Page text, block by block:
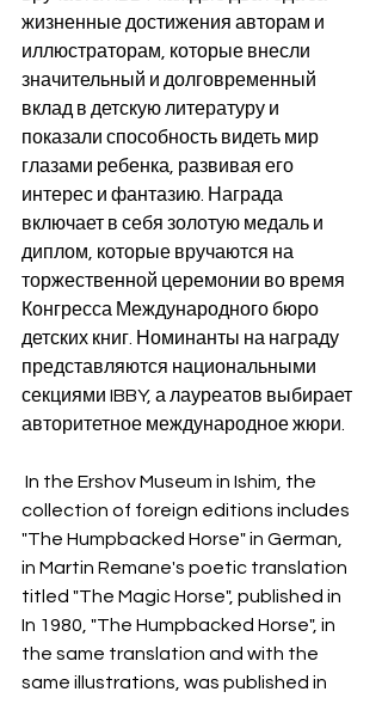
жизненные достижения авторам и
иллюстраторам, которые внесли
значительный и долговременный
вклад в детскую литературу и
показали способность видеть мир
глазами ребенка, развивая его
интерес и фантазию. Награда
включает в себя золотую медаль и
диплом, которые вручаются на
торжественной церемонии во время
Конгресса Международного бюро
детских книг. Номинанты на награду
представляются национальными
секциями IBBY, а лауреатов выбирает
авторитетное международное жюри.
collection of foreign editions includes
"The Humpbacked Horse" in German,
in Martin Remane's poetic translation
titled "The Magic Horse", published in
In 1980, "The Humpbacked Horse", in
the same translation and with the
same illustrations, was published in